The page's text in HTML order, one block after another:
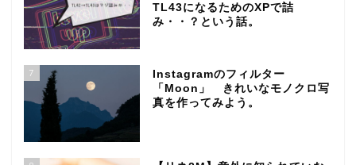
TL43になるためのXPで詰
み・・？という話。
7
Instagramのフィルター
「Moon」 きれいなモノクロ写
真を作ってみよう。